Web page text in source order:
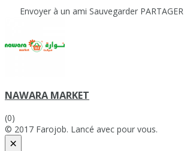
Envoyer à un ami Sauvegarder PARTAGER
NAWARA MARKET
(0)
© 2017 Farojob. Lancé avec pour vous.
×